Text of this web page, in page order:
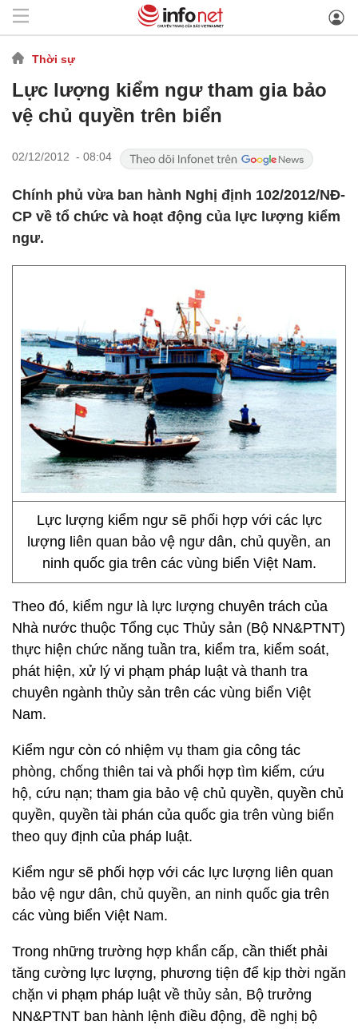
Thời sự
Lực lượng kiểm ngư tham gia bảo
vệ chủ quyền trên biển
02/12/2012 - 08:04
Chính phủ vừa ban hành Nghị định 102/2012/NĐ-
CP về tổ chức và hoạt động của lực lượng kiểm
ngư.
Lực lượng kiểm ngư sẽ phối hợp với các lực
lượng liên quan bảo vệ ngư dân, chủ quyền, an
ninh quốc gia trên các vùng biển Việt Nam.
Theo đó, kiểm ngư là lực lượng chuyên trách của
Nhà nước thuộc Tổng cục Thủy sản (Bộ NN&PTNT)
thực hiện chức năng tuần tra, kiểm tra, kiểm soát,
phát hiện, xử lý vi phạm pháp luật và thanh tra
chuyên ngành thủy sản trên các vùng biển Việt
Nam.
Kiểm ngư còn có nhiệm vụ tham gia công tác
phòng, chống thiên tai và phối hợp tìm kiếm, cứu
hộ, cứu nạn; tham gia bảo vệ chủ quyền, quyền chủ
quyền, quyền tài phán của quốc gia trên vùng biển
theo quy định của pháp luật.
Kiểm ngư sẽ phối hợp với các lực lượng liên quan
bảo vệ ngư dân, chủ quyền, an ninh quốc gia trên
các vùng biển Việt Nam.
Trong những trường hợp khẩn cấp, cần thiết phải
tăng cường lực lượng, phương tiện để kịp thời ngăn
chặn vi phạm pháp luật về thủy sản, Bộ trưởng
NN&PTNT ban hành lệnh điều động, đề nghị bộ